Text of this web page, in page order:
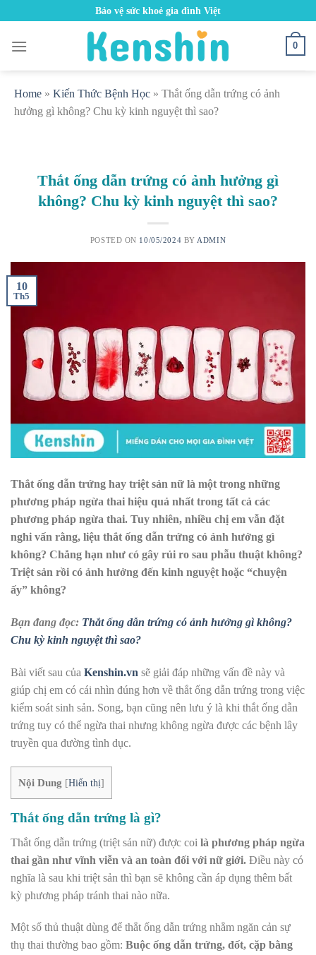
content
Bảo vệ sức khoẻ gia đình Việt
0
Home » Kiến Thức Bệnh Học » Thắt ống dẫn trứng có ảnh
hưởng gì không? Chu kỳ kinh nguyệt thì sao?
Thắt ống dẫn trứng có ảnh hưởng gì
không? Chu kỳ kinh nguyệt thì sao?
POSTED ON 10/05/2024 BY ADMIN
10
Th5
Thắt ống dẫn trứng hay triệt sản nữ là một trong những
phương pháp ngừa thai hiệu quả nhất trong tất cả các
phương pháp ngừa thai. Tuy nhiên, nhiều chị em vẫn đặt
nghi vấn rằng, liệu thắt ống dẫn trứng có ảnh hưởng gì
không? Chẳng hạn như có gây rủi ro sau phẫu thuật không?
Triệt sản rồi có ảnh hưởng đến kinh nguyệt hoặc “chuyện
ấy” không?
Bạn đang đọc: Thắt ống dẫn trứng có ảnh hưởng gì không?
Chu kỳ kinh nguyệt thì sao?
Bài viết sau của Kenshin.vn sẽ giải đáp những vấn đề này và
giúp chị em có cái nhìn đúng hơn về thắt ống dẫn trứng trong việc
kiểm soát sinh sản. Song, bạn cũng nên lưu ý là khi thắt ống dẫn
trứng tuy có thể ngừa thai nhưng không ngừa được các bệnh lây
truyền qua đường tình dục.
Nội Dung [Hiển thị]
Thắt ống dẫn trứng là gì?
Thắt ống dẫn trứng (triệt sản nữ) được coi là phương pháp ngừa
thai gần như vĩnh viễn và an toàn đối với nữ giới. Điều này có
nghĩa là sau khi triệt sản thì bạn sẽ không cần áp dụng thêm bất
kỳ phương pháp tránh thai nào nữa.
Một số thủ thuật dùng để thắt ống dẫn trứng nhằm ngăn cản sự
thụ thai thường bao gồm: Buộc ống dẫn trứng, đốt, cặp bằng